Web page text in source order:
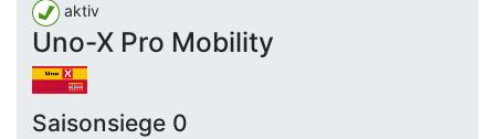
aktiv
Uno-X Pro Mobility
Saisonsiege 0